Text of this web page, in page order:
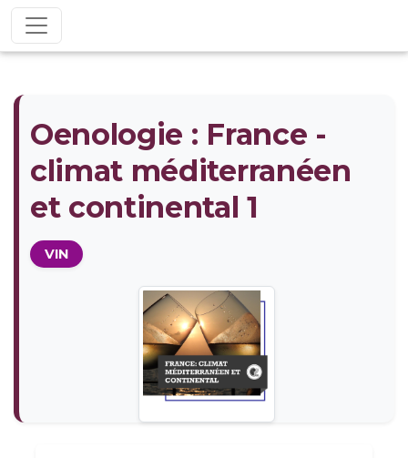
Oenologie : France -
climat méditerranéen
et continental 1
VIN